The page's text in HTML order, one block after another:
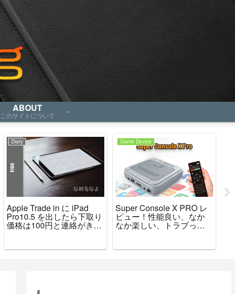
ABOUT
このサイトについて
Diary
Apple Trade in に iPad
Pro10.5 を出したら下取り
価格は100円と連絡がき
Game Device
Super Console X PRO レ
ビュー！性能良い、なか
なか楽しい、トラブった